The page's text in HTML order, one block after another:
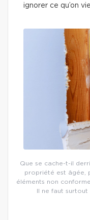
ignorer ce qu’on
Que se cache-t-il
propriété est âgée,
éléments non
Il ne faut